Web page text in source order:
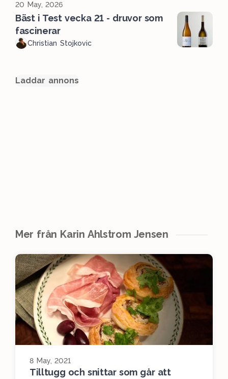
20 May, 2026
Bäst i Test vecka 21 - druvor som
fascinerar
Christian Stojkovic
Laddar annons
Mer från Karin Ahlstrom Jensen
8 May, 2021
Tilltugg och snittar som går att